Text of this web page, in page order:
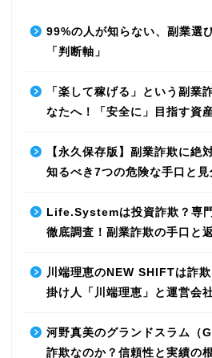
99%の人が知らない、副業選
「判断軸」
「楽して稼げる」という副業
なたへ！「安全に」目指す資
【永久保存版】副業詐欺に絶
知るべき7つの危険な手口と見
Life.Systemは投資詐欺？専
徹底調査！副業詐欺の手口と
川端理恵のNEW SHIFTは詐
掛け人「川端理恵」と運営会
河野真美のグランドスラム（
詐欺なのか？信頼性と実績の